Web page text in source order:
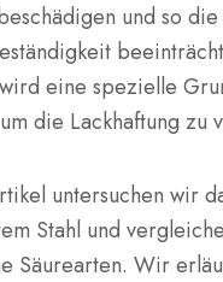
und so die
eine spezielle
die Lackhaftung zu
untersuchen wir
Stahl und
Säurearten. Wir